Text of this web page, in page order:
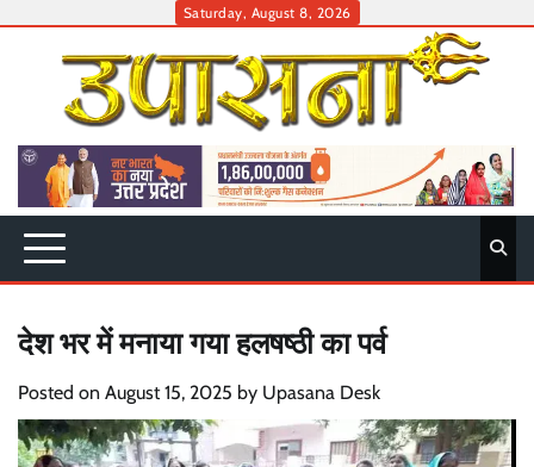
Saturday, August 8, 2026
देश भर में मनाया गया हलषष्ठी का पर्व
Posted on August 15, 2025 by Upasana Desk